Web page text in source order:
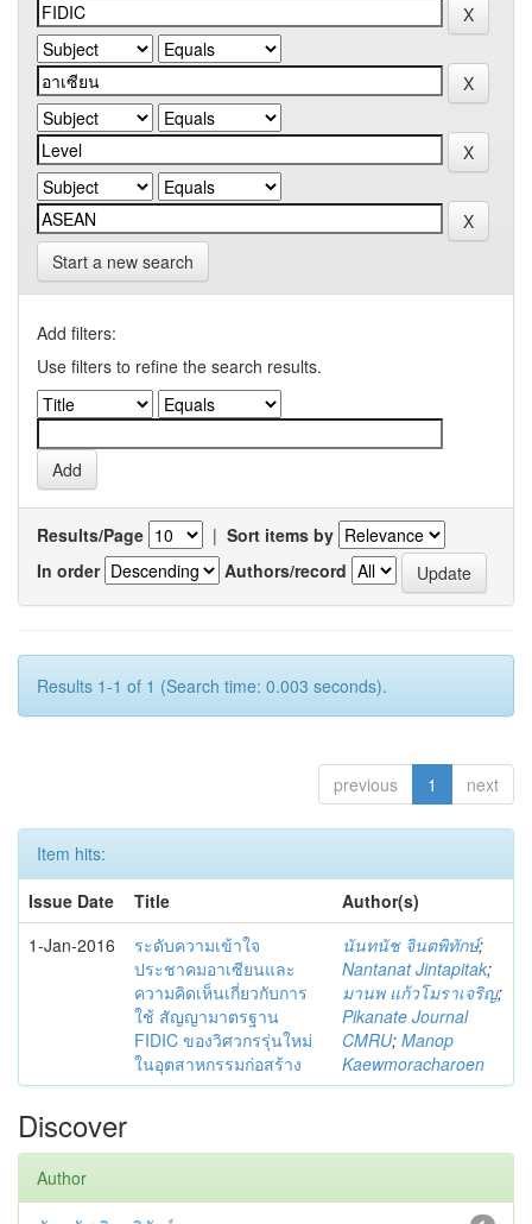
Start a new search
Add filters:
Use filters to refine the search results.
Results/Page | Sort items by
In order
Authors/record
Results 1-1 of 1 (Search time: 0.003 seconds).
previous 1 next
Item hits:
Issue Date
Title
Author(s)
1-Jan-2016
ระดับความเข้าใจ
ประชาคมอาเซียนและ
ความคิดเห็นเกี่ยวกับการ
ใช้ สัญญามาตรฐาน
FIDIC ของวิศวกรรุ่นใหม่
ในอุตสาหกรรมก่อสร้าง
นันทนัช จินตพิทักษ์;
Nantanat Jintapitak;
มานพ แก้วโมราเจริญ;
Pikanate Journal
CMRU; Manop
Kaewmoracharoen
Discover
Author